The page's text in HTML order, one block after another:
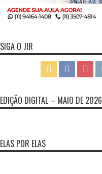
SIGA O JIR
EDIÇÃO DIGITAL – MAIO DE 2026
ELAS POR ELAS